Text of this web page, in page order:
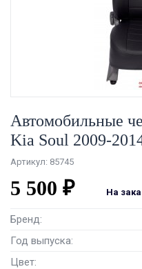
Автомобильные
Kia Soul 2009-
Артикул: 85745
5 500 ₽ На
Бренд:
Год выпуска:
Цвет: